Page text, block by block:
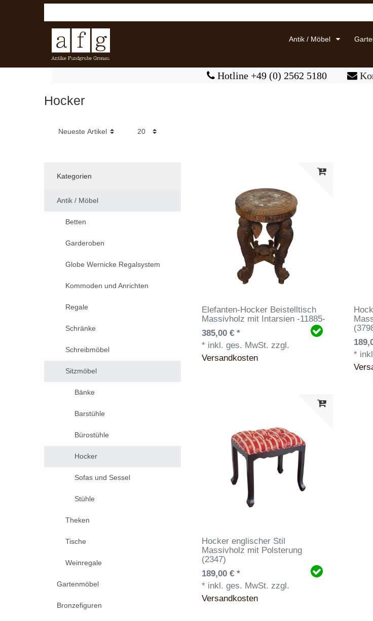
Antik / Möbel
Hotline +49 (0) 2562 5180
Hocker
Kategorien
Antik / Möbel
Betten
Garderoben
Globe Wernicke Regalsystem
Kommoden und Anrichten
Regale
Schränke
Schreibmöbel
Sitzmöbel
Bänke
Barstühle
Bürostühle
Hocker
Sofas und Sessel
Stühle
Theken
Tische
Weinregale
Gartenmöbel
Bronzefiguren
Elefanten-Hocker Beistelltisch
Massivholz mit Intarsien -11885-
385,00 € *
* inkl. ges. MwSt. zzgl.
Versandkosten
*
Hocker englischer Stil
Massivholz mit Polsterung
(2347)
189,00 € *
* inkl. ges. MwSt. zzgl.
Versandkosten